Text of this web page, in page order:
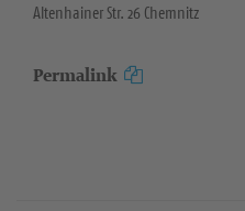
Altenhainer Str. 26 Chemnitz
Permalink